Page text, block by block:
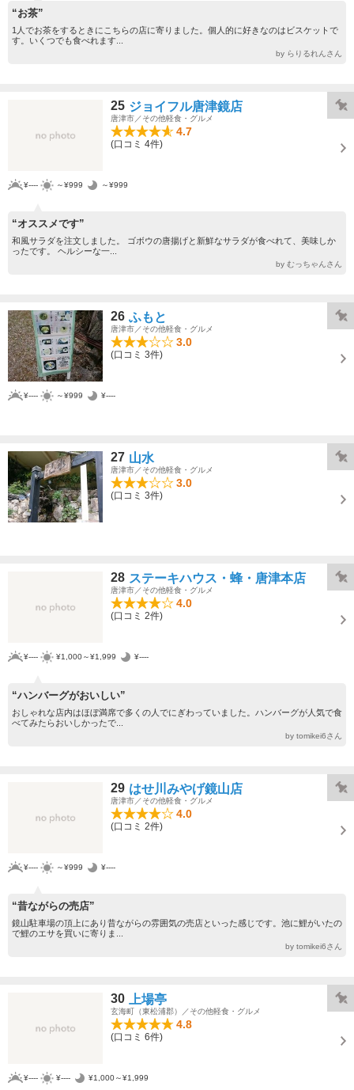
“お茶”
1人でお茶をするときにこちらの店に寄りました。個人的に好きなのはビスケットで
す。いくつでも食べれます...
by らりるれんさん
25 ジョイフル唐津鏡店
唐津市／その他軽食・グルメ
4.7
(口コミ 4件)
¥---- ～¥999 ～¥999
“オススメです”
和風サラダを注文しました。 ゴボウの唐揚げと新鮮なサラダが食べれて、美味しか
ったです。 ヘルシーな一...
by むっちゃんさん
26 ふもと
唐津市／その他軽食・グルメ
3.0
(口コミ 3件)
¥---- ～¥999 ¥----
27 山水
唐津市／その他軽食・グルメ
3.0
(口コミ 3件)
28 ステーキハウス・蜂・唐津本店
唐津市／その他軽食・グルメ
4.0
(口コミ 2件)
¥---- ¥1,000～¥1,999 ¥----
“ハンバーグがおいしい”
おしゃれな店内はほぼ満席で多くの人でにぎわっていました。ハンバーグが人気で食
べてみたらおいしかったで...
by tomikei6さん
29 はせ川みやげ鏡山店
唐津市／その他軽食・グルメ
4.0
(口コミ 2件)
¥---- ～¥999 ¥----
“昔ながらの売店”
鏡山駐車場の頂上にあり昔ながらの雰囲気の売店といった感じです。池に鯉がいたの
で鯉のエサを買いに寄りま...
by tomikei6さん
30 上場亭
玄海町（東松浦郡）／その他軽食・グルメ
4.8
(口コミ 6件)
¥---- ¥---- ¥1,000～¥1,999